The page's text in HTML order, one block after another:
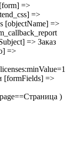
=>
=>
[objectName] =>
=> Заказ
=>
[formFields] =>
)